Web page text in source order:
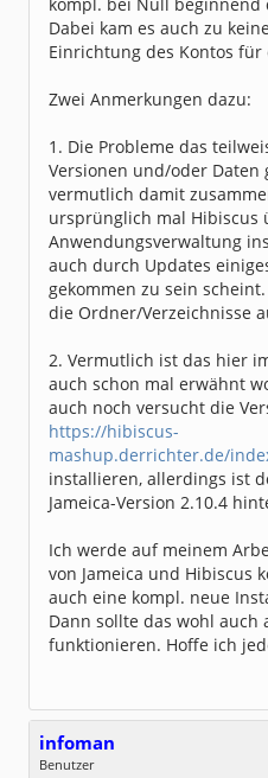
Dabei kam es auch zu
Einrichtung des Kontos für
Zwei Anmerkungen dazu:
1. Die Probleme das
Versionen und/oder
vermutlich damit
ursprünglich mal Hibiscus
Anwendungsverwaltung
auch durch Updates
gekommen zu sein
die Ordner/Verzeichnisse
2. Vermutlich ist das hier
auch schon mal erwähnt
auch noch versucht die
https://hibiscus-
mashup.derrichter.de/
installieren, allerdings ist
Jameica-Version 2.10.4
Ich werde auf meinem
von Jameica und Hibiscus
auch eine kompl. neue
Dann sollte das wohl auch
funktionieren. Hoffe ich
infoman
Benutzer